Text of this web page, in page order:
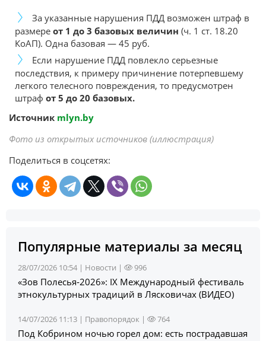
За указанные нарушения ПДД возможен штраф в
размере от 1 до 3 базовых величин (ч. 1 ст. 18.20
КоАП). Одна базовая — 45 руб.
Если нарушение ПДД повлекло серьезные
последствия, к примеру причинение потерпевшему
легкого телесного повреждения, то предусмотрен
штраф от 5 до 20 базовых.
Источник mlyn.by
Фото из открытых источников (иллюстрация)
Поделиться в соцсетях:
Популярные материалы за месяц
28/07/2026 10:54 | Новости | 996
«Зов Полесья‑2026»: IX Международный фестиваль
этнокультурных традиций в Лясковичах (ВИДЕО)
14/07/2026 11:13 | Правопорядок | 764
Под Кобрином ночью горел дом: есть пострадавшая